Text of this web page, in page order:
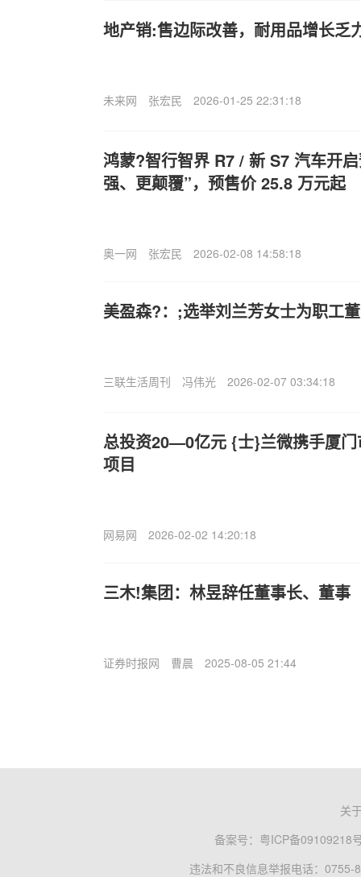
地产销:售边际改善，耐用品增长乏
未来网 张宏民 2026-01-25 22:31:18
鸿蒙?智行智界 R7 / 新 S7 汽车开
强、更颠覆”，预售价 25.8 万元起
奥一网 张宏民 2026-02-08 14:58:18
美盈森?：;选举刘兰芳女士为职工
三联生活周刊 冯伟光 2026-02-07 03:34:18
总投资20—0亿元 {士}兰微携手厦
项目
网易网 2026-02-02 14:20:18
三木!集团：林昱辞任董事长、董事
证券时报网 曹晨 2025-08-05 21:44
关
备案号： 粤ICP备09109218
违法和不良信息举报电话：0755-